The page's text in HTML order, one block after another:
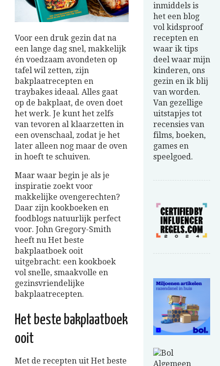
Voor een druk gezin dat na
een lange dag snel, makkelijk
én voedzaam avondeten op
tafel wil zetten, zijn
bakplaatrecepten en
traybakes ideaal. Alles gaat
op de bakplaat, de oven doet
het werk. Je kunt het zelfs
van tevoren al klaarzetten in
een ovenschaal, zodat je het
later alleen nog maar de oven
in hoeft te schuiven.
Maar waar begin je als je
inspiratie zoekt voor
makkelijke ovengerechten?
Daar zijn kookboeken en
foodblogs natuurlijk perfect
voor. John Gregory-Smith
heeft nu Het beste
bakplaatboek ooit
uitgebracht: een kookboek
vol snelle, smaakvolle en
gezinsvriendelijke
bakplaatrecepten.
Het beste bakplaatboek
ooit
Met de recepten uit Het beste
inmiddels is
het een blog
vol kidsproof
recepten en
waar ik tips
deel waar mijn
kinderen, ons
gezin en ik blij
van worden.
Van gezellige
uitstapjes tot
recensies van
films, boeken,
games en
speelgoed.